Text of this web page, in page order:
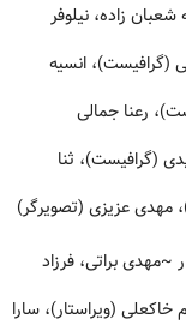
شعبان زاده، نیلوفر
(گرافیست)، انسیه
رعنا جمالی
(گرافیست)، ثنا
مهدی عزیزی (تصویرگر)
~مهدی براتی، فرزاد
(ویراستار)، سارا